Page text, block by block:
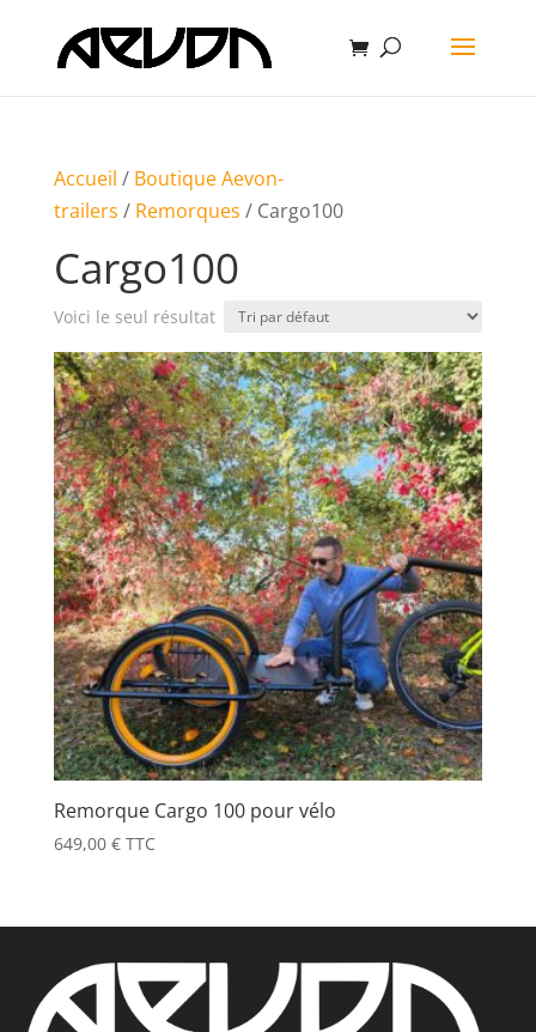
Accueil / Boutique Aevon-
trailers / Remorques / Cargo100
Cargo100
Voici le seul résultat
Remorque Cargo 100 pour vélo
649,00 € TTC